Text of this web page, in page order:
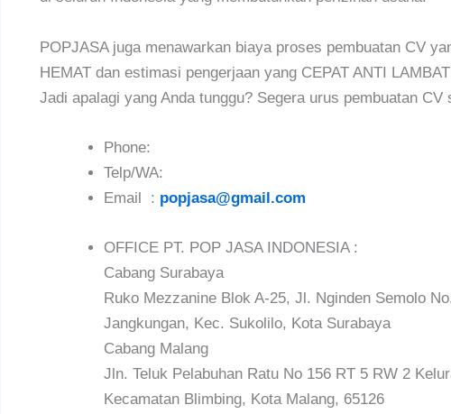
POPJASA juga menawarkan biaya proses pembuatan CV
HEMAT dan estimasi pengerjaan yang CEPAT ANTI
Jadi apalagi yang Anda tunggu? Segera urus pembuatan CV
Phone:
Telp/WA:
Email : popjasa@gmail.com
OFFICE PT. POP JASA INDONESIA :
Cabang Surabaya
Ruko Mezzanine Blok A-25, Jl. Nginden Semolo
Jangkungan, Kec. Sukolilo, Kota Surabaya
Cabang Malang
Jln. Teluk Pelabuhan Ratu No 156 RT 5 RW 2
Kecamatan Blimbing, Kota Malang, 65126